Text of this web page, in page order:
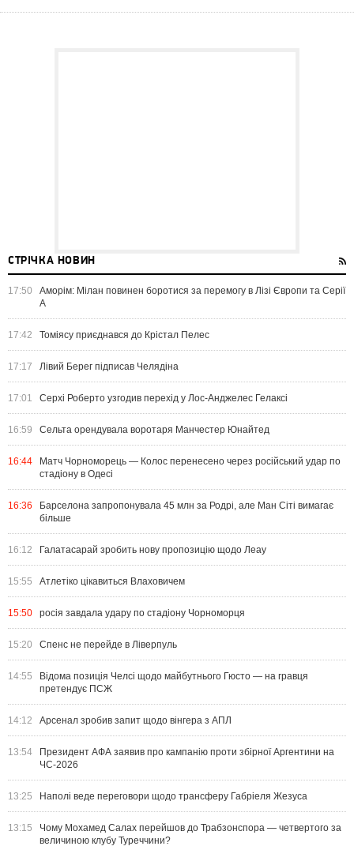
СТРІЧКА НОВИН
17:50
Аморім: Мілан повинен боротися за перемогу в Лізі Європи та Серії
А
17:42 Томіясу приєднався до Крістал Пелес
17:17 Лівий Берег підписав Челядіна
17:01 Серхі Роберто узгодив перехід у Лос-Анджелес Гелаксі
16:59 Сельта орендувала воротаря Манчестер Юнайтед
16:44
Матч Чорноморець — Колос перенесено через російський удар по
стадіону в Одесі
16:36
Барселона запропонувала 45 млн за Родрі, але Ман Сіті вимагає
більше
16:12 Галатасарай зробить нову пропозицію щодо Леау
15:55 Атлетіко цікавиться Влаховичем
15:50 росія завдала удару по стадіону Чорноморця
15:20 Спенс не перейде в Ліверпуль
14:55
Відома позиція Челсі щодо майбутнього Гюсто — на гравця
претендує ПСЖ
14:12 Арсенал зробив запит щодо вінгера з АПЛ
13:54
Президент АФА заявив про кампанію проти збірної Аргентини на
ЧС-2026
13:25 Наполі веде переговори щодо трансферу Габріеля Жезуса
13:15
Чому Мохамед Салах перейшов до Трабзонспора — четвертого за
величиною клубу Туреччини?